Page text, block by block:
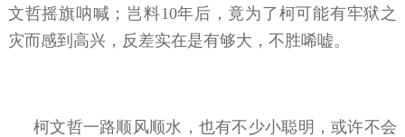
文哲摇旗呐喊；岂料10年后，竟为了柯可能有牢狱之
灾而感到高兴，反差实在是有够大，不胜唏嘘。
柯文哲一路顺风顺水，也有不少小聪明，或许不会